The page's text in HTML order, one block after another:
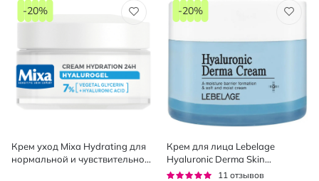
Крем уход Mixa Hydrating для
нормальной и чувствительной
-20%
Крем для лица Lebelage
Hyaluronic Derma Skin
увлажняющий с гиалуроновой
Рейтинг:
11 отзывов
-20%